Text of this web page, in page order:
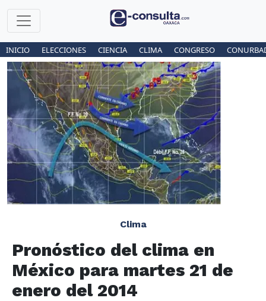
INICIO ELECCIONES CIENCIA CLIMA CONGRESO
Clima
Pronóstico del clima en
México para martes 21 de
enero del 2014